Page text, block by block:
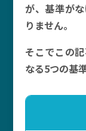
が、基準が
りません。
そこでこの
なる5つの基